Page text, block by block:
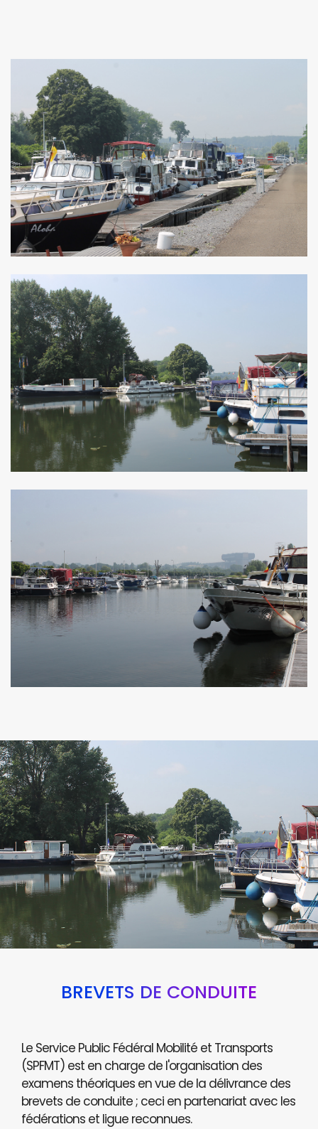
BREVETS DE CONDUITE
Le Service Public Fédéral Mobilité et Transports
(SPFMT) est en charge de l'organisation des
examens théoriques en vue de la délivrance des
brevets de conduite ; ceci en partenariat avec les
fédérations et ligue reconnues.